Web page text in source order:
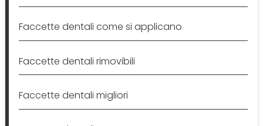
Faccette dentali come si applicano
Faccette dentali rimovibili
Faccette dentali migliori